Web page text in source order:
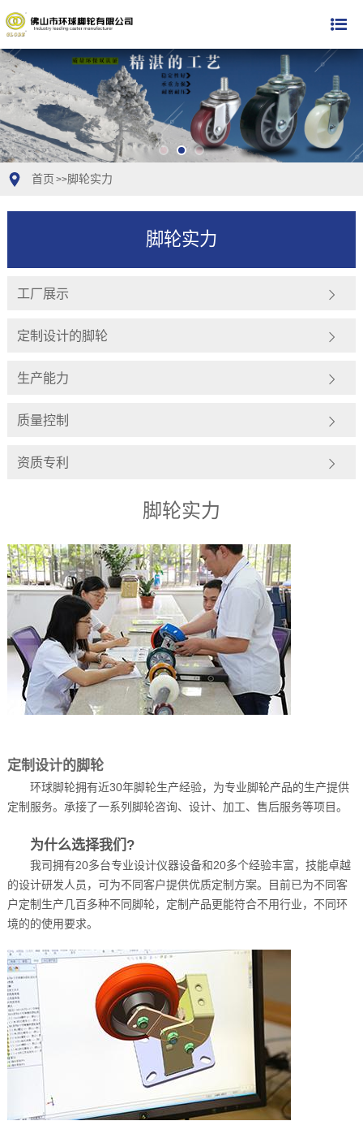
首页 >>脚轮实力
脚轮实力
工厂展示
定制设计的脚轮
生产能力
质量控制
资质专利
脚轮实力
定制设计的脚轮
环球脚轮拥有近30年脚轮生产经验，为专业脚轮产品的生产提供
定制服务。承接了一系列脚轮咨询、设计、加工、售后服务等项目。
为什么选择我们?
我司拥有20多台专业设计仪器设备和20多个经验丰富，技能卓越
的设计研发人员，可为不同客户提供优质定制方案。目前已为不同客
户定制生产几百多种不同脚轮，定制产品更能符合不用行业，不同环
境的的使用要求。